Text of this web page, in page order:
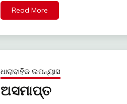
Read More
ଧାରାବାହିକ ଉପନ୍ୟାସ
ଅସମାପ୍ତ